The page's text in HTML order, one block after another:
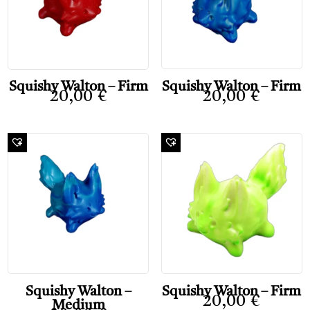
Squishy Walton – Firm
20,00€
Squishy Walton – Firm
20,00€
Squishy Walton –
Medium
Squishy Walton – Firm
20,00€